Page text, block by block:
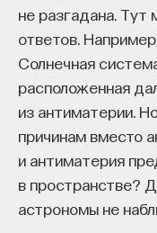
не разгадана.
ответов.
Солнечная
расположенная
из антиматерии.
причинам вместо
и антиматерия
в пространстве?
астрономы не